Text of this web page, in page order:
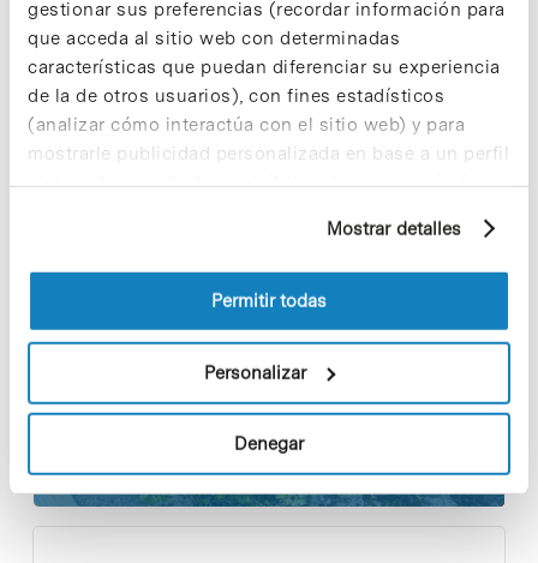
gestionar sus preferencias (recordar información para
que acceda al sitio web con determinadas
características que puedan diferenciar su experiencia
de la de otros usuarios), con fines estadísticos
(analizar cómo interactúa con el sitio web) y para
mostrarle publicidad personalizada en base a un perfil
elaborado a partir de sus hábitos de navegación (por
información sobre las cookies puede consultar
la Política de cookies del sitio web.
Mostrar detalles
Permitir todas
Personalizar
Denegar
> EDUCACIÓN DE CALIDAD
> INDUSTRIA, INNOVACIÓN E INFRAESTRUCTURAS
> PRODUCCIÓN Y CONSUMO RESPONSABLES
> SALUD Y BIENESTAR
> TRABAJO DECENTE Y CRECIMIENTO ECONÓMICO
Los proyectos colectivos son
enriquecedores. ¡Participa y haz
crecer la Sostenibilidad en el PCB!